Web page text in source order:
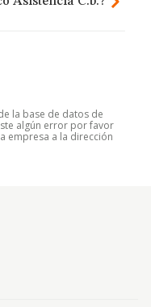
la base de datos de
algún error por favor
empresa a la dirección